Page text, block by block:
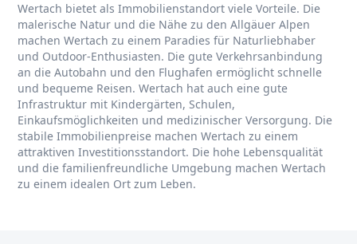
Wertach bietet als Immobilienstandort viele Vorteile. Die
malerische Natur und die Nähe zu den Allgäuer Alpen
machen Wertach zu einem Paradies für Naturliebhaber
und Outdoor-Enthusiasten. Die gute Verkehrsanbindung
an die Autobahn und den Flughafen ermöglicht schnelle
und bequeme Reisen. Wertach hat auch eine gute
Infrastruktur mit Kindergärten, Schulen,
Einkaufsmöglichkeiten und medizinischer Versorgung. Die
stabile Immobilienpreise machen Wertach zu einem
attraktiven Investitionsstandort. Die hohe Lebensqualität
und die familienfreundliche Umgebung machen Wertach
zu einem idealen Ort zum Leben.